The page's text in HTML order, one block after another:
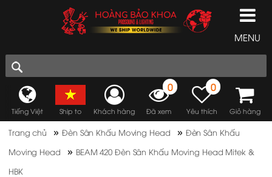
MENU
Tiếng Việt Ship to Khách hàng
0
Đã xem
0
Yêu thích Giỏ hàng
Trang chủ »Đèn Sân Khấu Moving Head » Đèn Sân Khấu
Moving Head
» BEAM 420 Đèn Sân Khấu Moving Head Mitek &
HBK